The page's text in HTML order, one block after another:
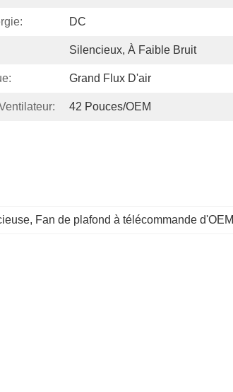
DC
Silencieux, À Faible Bruit
Grand Flux D'air
42 Pouces/OEM
, Fan de plafond à télécommande d'OEM